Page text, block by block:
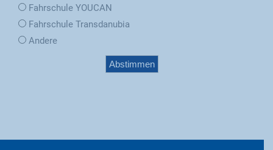
Fahrschule YOUCAN
Fahrschule Transdanubia
Andere